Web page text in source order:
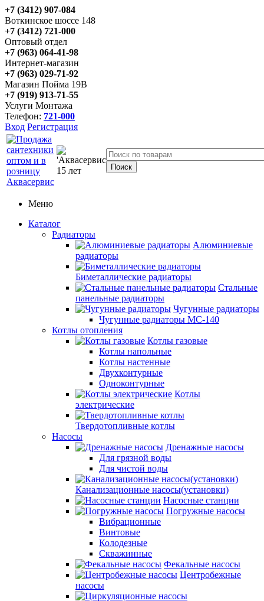
+7 (3412) 907-084
Воткинское шоссе 148
+7 (3412) 721-000
Оптовый отдел
+7 (963) 064-41-98
Интернет-магазин
+7 (963) 029-71-92
Магазин Пойма 19В
+7 (919) 913-71-55
Услуги Монтажа
Телефон: 721-000
Вход Регистрация
Меню
Каталог
Радиаторы
Алюминиевые
радиаторы
Биметаллические радиаторы
Стальные
панельные радиаторы
Чугунные радиаторы
Чугунные радиаторы МС-140
Котлы отопления
Котлы газовые
Котлы напольные
Котлы настенные
Двухконтурные
Одноконтурные
Котлы
электрические
Твердотопливные котлы
Насосы
Дренажные насосы
Для грязной воды
Для чистой воды
Канализационные насосы(установки)
Насосные станции
Погружные насосы
Вибрационные
Винтовые
Колодезные
Скважинные
Фекальные насосы
Центробежные
насосы